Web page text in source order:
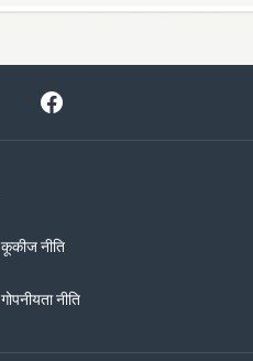
कूकीज नीति
गोपनीयता नीति